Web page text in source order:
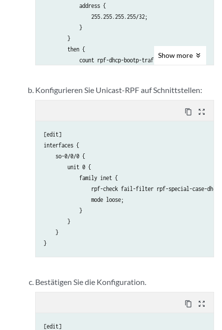
            address {
                255.255.255.255/32;
            }
        }
        then {
            count rpf-dhcp-bootp-traffic;
    }
            reject;
        }
    }
Show more
Konfigurieren Sie Unicast-RPF auf Schnittstellen:
content_copy zoom_out_map
[edit]
interfaces {
    so-0/0/0 {
        unit 0 {
            family inet {
rpf-check fail-filter rpf-special-case-
                mode loose;
            }
        }
    }
}
Bestätigen Sie die Konfiguration.
content_copy zoom_out_map
[edit]